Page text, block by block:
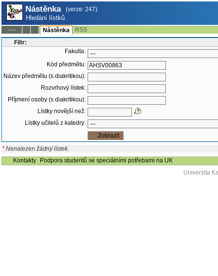
Nástěnka (verze: 247)
Hledání lístků
--:-- Nástěnka
RSS
Filtr:
Fakulta:
Kód předmětu:
Název předmětu (s diakritikou):
Rozvrhový lístek:
Příjmení osoby (s diakritikou):
Lístky novější než:
Lístky učitelů z katedry:
* Nenalezen žádný lístek.
Kontakty
Podpora studentů se speciálními potřebami na UK
Univerzita